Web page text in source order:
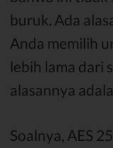
buruk. Ada
Anda memilih
lebih lama dari
alasannya
Soalnya, AES